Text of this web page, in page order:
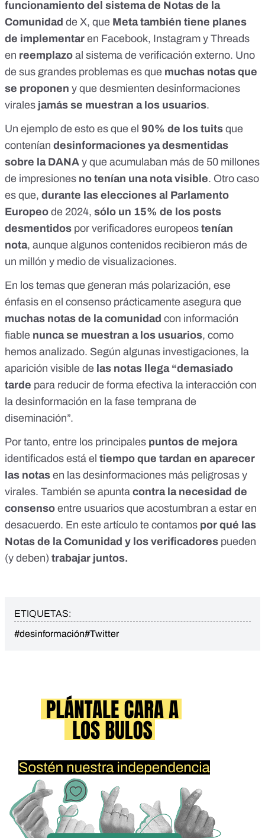
funcionamiento del sistema de Notas de la
Comunidad de X, que Meta también tiene planes
de implementar en Facebook, Instagram y Threads
en reemplazo al sistema de verificación externo. Uno
de sus grandes problemas es que muchas notas que
se proponen y que desmienten desinformaciones
virales jamás se muestran a los usuarios.
Un ejemplo de esto es que el 90% de los tuits que
contenían desinformaciones ya desmentidas
sobre la DANA y que acumulaban más de 50 millones
de impresiones no tenían una nota visible. Otro caso
es que, durante las elecciones al Parlamento
Europeo de 2024, sólo un 15% de los posts
desmentidos por verificadores europeos tenían
nota, aunque algunos contenidos recibieron más de
un millón y medio de visualizaciones.
En los temas que generan más polarización, ese
énfasis en el consenso prácticamente asegura que
muchas notas de la comunidad con información
fiable nunca se muestran a los usuarios, como
hemos analizado. Según algunas investigaciones, la
aparición visible de las notas llega “demasiado
tarde para reducir de forma efectiva la interacción con
la desinformación en la fase temprana de
diseminación”.
Por tanto, entre los principales puntos de mejora
identificados está el tiempo que tardan en aparecer
las notas en las desinformaciones más peligrosas y
virales. También se apunta contra la necesidad de
consenso entre usuarios que acostumbran a estar en
desacuerdo. En este artículo te contamos por qué las
Notas de la Comunidad y los verificadores pueden
(y deben) trabajar juntos.
ETIQUETAS:
#desinformación#Twitter